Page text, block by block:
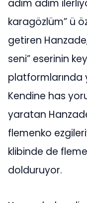
adım adım
karagözlüm” ü
getiren
seni” eserinin
platformlarında
Kendine has
yaratan
flemenko
klibinde de
dolduruyor.